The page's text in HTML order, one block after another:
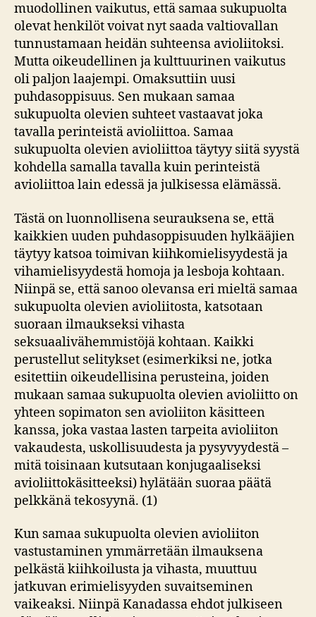
muodollinen vaikutus, että samaa sukupuolta
olevat henkilöt voivat nyt saada valtiovallan
tunnustamaan heidän suhteensa avioliitoksi.
Mutta oikeudellinen ja kulttuurinen vaikutus
oli paljon laajempi. Omaksuttiin uusi
puhdasoppisuus. Sen mukaan samaa
sukupuolta olevien suhteet vastaavat joka
tavalla perinteistä avioliittoa. Samaa
sukupuolta olevien avioliittoa täytyy siitä syystä
kohdella samalla tavalla kuin perinteistä
avioliittoa lain edessä ja julkisessa elämässä.
Tästä on luonnollisena seurauksena se, että
kaikkien uuden puhdasoppisuuden hylkääjien
täytyy katsoa toimivan kiihkomielisyydestä ja
vihamielisyydestä homoja ja lesboja kohtaan.
Niinpä se, että sanoo olevansa eri mieltä samaa
sukupuolta olevien avioliitosta, katsotaan
suoraan ilmaukseksi vihasta
seksuaalivähemmistöjä kohtaan. Kaikki
perustellut selitykset (esimerkiksi ne, jotka
esitettiin oikeudellisina perusteina, joiden
mukaan samaa sukupuolta olevien avioliitto on
yhteen sopimaton sen avioliiton käsitteen
kanssa, joka vastaa lasten tarpeita avioliiton
vakaudesta, uskollisuudesta ja pysyvyydestä –
mitä toisinaan kutsutaan konjugaaliseksi
avioliittokäsitteeksi) hylätään suoraa päätä
pelkkänä tekosyynä. (1)
Kun samaa sukupuolta olevien avioliiton
vastustaminen ymmärretään ilmauksena
pelkästä kiihkoilusta ja vihasta, muuttuu
jatkuvan erimielisyyden suvaitseminen
vaikeaksi. Niinpä Kanadassa ehdot julkiseen